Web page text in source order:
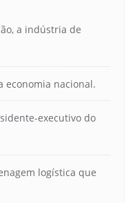
a indústria de
economia nacional.
executivo do
logística que